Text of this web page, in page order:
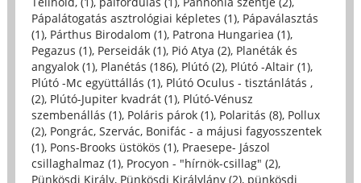
Pápalátogatás asztrológiai képletes (1), Pápaválasztás
(1), Párthus Birodalom (1), Patrona Hungariea (1),
Pegazus (1), Perseidák (1), Pió Atya (2), Planéták és
angyalok (1), Planétás (186), Plútó (2), Plútó -Altair (1),
Plútó -Mc együttállás (1), Plútó Oculus - tisztánlátás ,
(2), Plútó-Jupiter kvadrát (1), Plútó-Vénusz
szembenállás (1), Poláris párok (1), Polaritás (8), Pollux
(2), Pongrác, Szervác, Bonifác - a májusi fagyosszentek
(1), Pons-Brooks üstökös (1), Praesepe- Jászol
csillaghalmaz (1), Procyon - "hírnök-csillag" (2),
Pünkösdi Király, Pünkösdi Királylány (2), pünkösdi